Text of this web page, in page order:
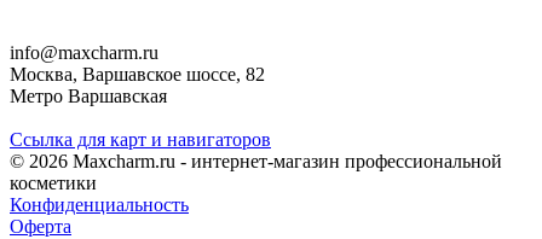
info@maxcharm.ru
Москва, Варшавское шоссе, 82
Метро Варшавская
Ссылка для карт и навигаторов
© 2026 Maxcharm.ru - интернет-магазин профессиональной
косметики
Конфиденциальность
Оферта